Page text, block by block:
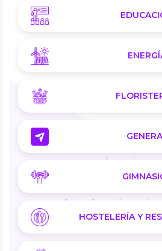
HOSTELERÍA Y